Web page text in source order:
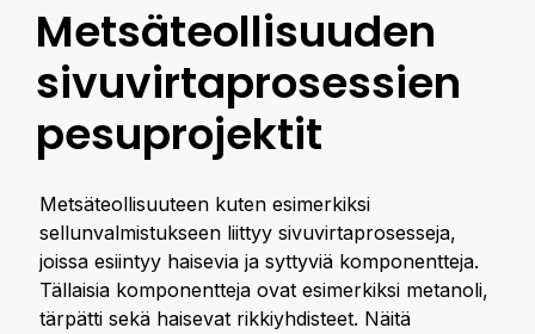
Metsäteollisuuden
sivuvirtaprosessien
pesuprojektit
Metsäteollisuuteen kuten esimerkiksi
sellunvalmistukseen liittyy sivuvirtaprosesseja,
joissa esiintyy haisevia ja syttyviä komponentteja.
Tällaisia komponentteja ovat esimerkiksi metanoli,
tärpätti sekä haisevat rikkiyhdisteet. Näitä